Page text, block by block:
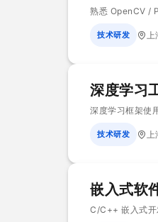
熟悉 OpenCV /
技术研发 上
深度学习
深度学习框架使
技术研发 上
嵌入式软
C/C++ 嵌入式开